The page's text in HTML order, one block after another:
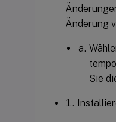
Änderung
Sie